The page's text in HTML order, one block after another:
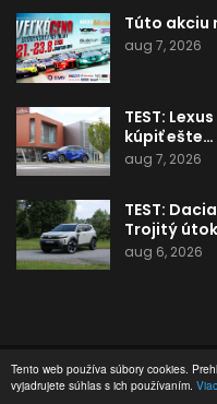
Tento web používa súbory cookies.
vyjadrujete súhlas s ich používaním.
Túto akciu
aug 7, 2026
TEST:
kúpiť ešte…
aug 7, 2026
TEST:
Trojitý útok
aug 6, 2026
OCHRANA